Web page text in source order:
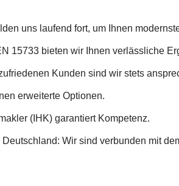
uns laufend fort, um Ihnen
15733 bieten wir Ihnen verlässliche
Kunden sind wir stets
erweiterte Optionen.
(IHK) garantiert Kompetenz.
Wir sind verbunden mit